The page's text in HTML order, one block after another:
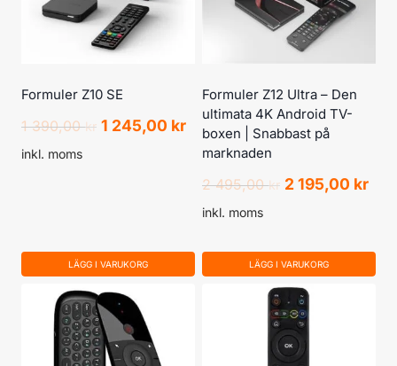
Formuler Z10 SE
1 390,00kr Det
390,00 kr.
1 245,00 krDet
nuvarande
priset
är:
245,00 kr.
inkl. moms
LÄGG I VARUKORG
Formuler Z12 Ultra – Den
ultimata 4K Android TV-
boxen | Snabbast på
marknaden
2 495,00kr Det
var:
2
495,00 kr.
2 195,00 krDet
inkl. moms
LÄGG I VARUKORG